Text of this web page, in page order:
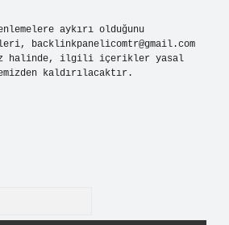
aykırı olduğunu
backlinkpanelicomtr@gmail.com
halinde, ilgili içerikler yasal
kaldırılacaktır.